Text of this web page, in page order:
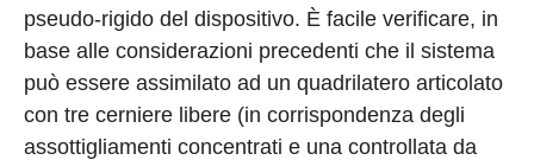
pseudo-rigido del dispositivo. È facile verificare, in
base alle considerazioni precedenti che il sistema
può essere assimilato ad un quadrilatero articolato
con tre cerniere libere (in corrispondenza degli
assottigliamenti concentrati e una controllata da